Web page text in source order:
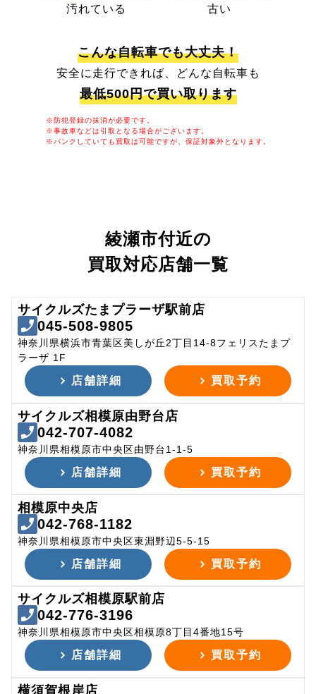
汚れている 古い
こんな自転車でも大丈夫！
安全に走行できれば、どんな自転車も
最低500円で買い取ります
※防犯登録の抹消が必要です。
※事故車などは引取となる場合がございます。
※パンクしていても買取は可能ですが、保証対象外となります。
綾瀬市付近の
買取対応店舗一覧
サイクルズたまプラーザ駅前店
045-508-9805
神奈川県横浜市青葉区美しが丘2丁目14-8フェリスたまプ
ラーザ 1F
店舗詳細 買取予約
サイクルズ相模原由野台店
042-707-4082
神奈川県相模原市中央区由野台1-1-5
店舗詳細 買取予約
相模原中央店
042-768-1182
神奈川県相模原市中央区東淵野辺5-5-15
店舗詳細 買取予約
サイクルズ相模原駅前店
042-776-3196
神奈川県相模原市中央区相模原8丁目4番地15号
店舗詳細 買取予約
横須賀根岸店